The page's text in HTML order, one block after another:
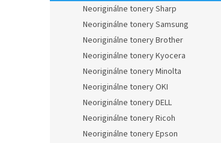
Neoriginálne tonery Sharp
Neoriginálne tonery Samsung
Neoriginálne tonery Brother
Neoriginálne tonery Kyocera
Neoriginálne tonery Minolta
Neoriginálne tonery OKI
Neoriginálne tonery DELL
Neoriginálne tonery Ricoh
Neoriginálne tonery Epson